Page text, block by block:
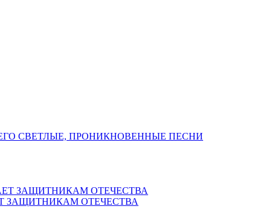
СВЕТЛЫЕ, ПРОНИКНОВЕННЫЕ ПЕСНИ
ЗАЩИТНИКАМ ОТЕЧЕСТВА